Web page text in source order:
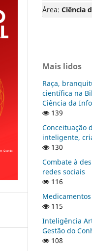
Área: Ciência
Mais lidos
Raça,
científica na
Ciência da
139
Conceituação
inteligente,
130
Combate à
redes sociais
116
115
Inteligência
Gestão do
108